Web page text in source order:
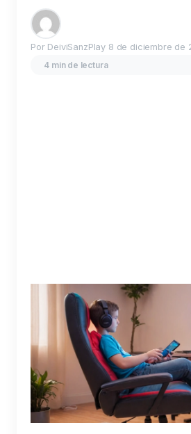
Por DeiviSanzPlay 8 de diciembre de
4 min de lectura